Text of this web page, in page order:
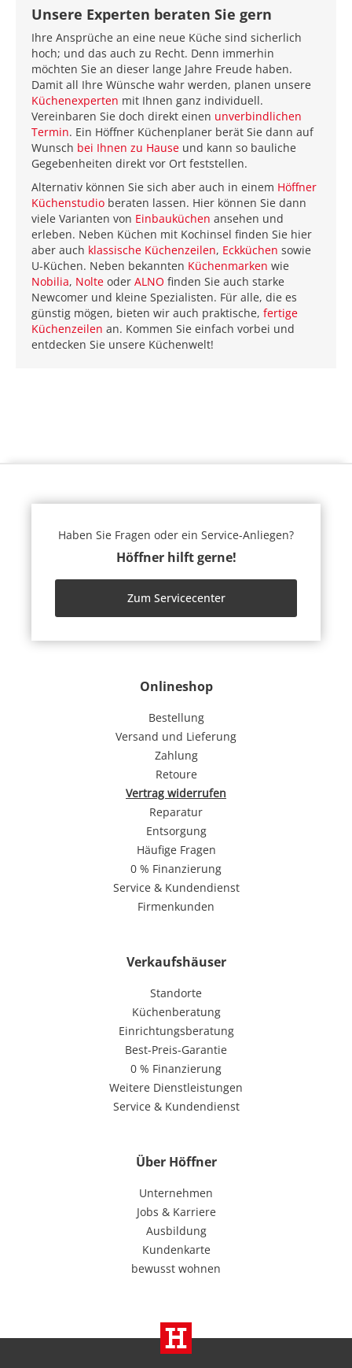
Unsere Experten beraten Sie gern
Ihre Ansprüche an eine neue Küche sind sicherlich
hoch; und das auch zu Recht. Denn immerhin
möchten Sie an dieser lange Jahre Freude haben.
Damit all Ihre Wünsche wahr werden, planen unsere
Küchenexperten mit Ihnen ganz individuell.
Vereinbaren Sie doch direkt einen unverbindlichen
Termin. Ein Höffner Küchenplaner berät Sie dann auf
Wunsch bei Ihnen zu Hause und kann so bauliche
Gegebenheiten direkt vor Ort feststellen.
Alternativ können Sie sich aber auch in einem Höffner
Küchenstudio beraten lassen. Hier können Sie dann
viele Varianten von Einbauküchen ansehen und
erleben. Neben Küchen mit Kochinsel finden Sie hier
aber auch klassische Küchenzeilen, Eckküchen sowie
U-Küchen. Neben bekannten Küchenmarken wie
Nobilia, Nolte oder ALNO finden Sie auch starke
Newcomer und kleine Spezialisten. Für alle, die es
günstig mögen, bieten wir auch praktische, fertige
Küchenzeilen an. Kommen Sie einfach vorbei und
entdecken Sie unsere Küchenwelt!
Onlineshop
Bestellung
Versand und Lieferung
Zahlung
Retoure
Vertrag widerrufen
Reparatur
Entsorgung
Häufige Fragen
0 % Finanzierung
Service & Kundendienst
Firmenkunden
Verkaufshäuser
Standorte
Küchenberatung
Einrichtungsberatung
Best-Preis-Garantie
0 % Finanzierung
Weitere Dienstleistungen
Service & Kundendienst
Über Höffner
Unternehmen
Jobs & Karriere
Ausbildung
Kundenkarte
bewusst wohnen
Haben Sie Fragen oder ein Service-Anliegen?
Höffner hilft gerne!
Zum Servicecenter